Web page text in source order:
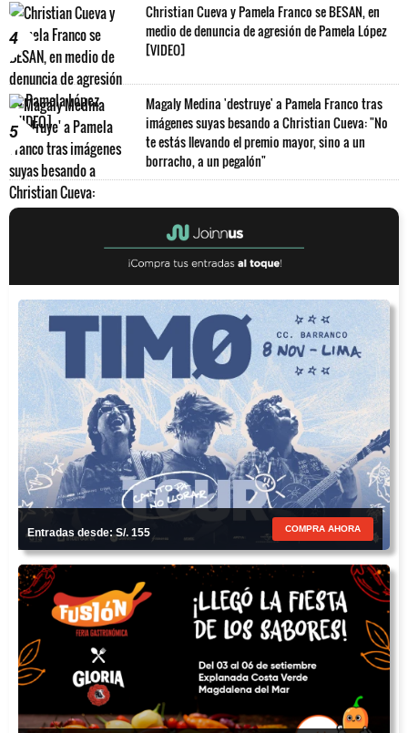
4
Christian Cueva y Pamela Franco se BESAN, en
medio de denuncia de agresión de Pamela López
[VIDEO]
5
Magaly Medina 'destruye' a Pamela Franco tras
imágenes suyas besando a Christian Cueva: "No
te estás llevando el premio mayor, sino a un
borracho, a un pegalón"
Entradas desde: S/. 155 COMPRA AHORA